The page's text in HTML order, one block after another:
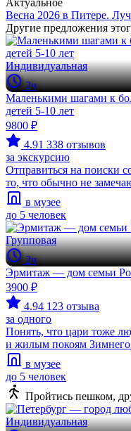
Актуальное
Весна 2026 в Питере.
Другие предложения
Индивидуальная
2ч
Маленькими шагами к
детей 5-10 лет
9800 ₽
4.91 338 отзывов
за экскурсию
Отправиться на поиски
то, что обычно не
в музее
до 5 человек
Групповая
2ч
Эрмитаж — дом семьи
3900 ₽
4.94 123 отзыва
за одного
Понять, что цари тоже
и жилым покоям Зимнего
в музее
до 5 человек
Пройтись пешком,
Индивидуальная